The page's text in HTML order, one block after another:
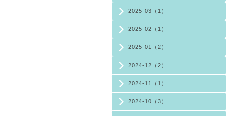
2025-03（1）
2025-02（1）
2025-01（2）
2024-12（2）
2024-11（1）
2024-10（3）